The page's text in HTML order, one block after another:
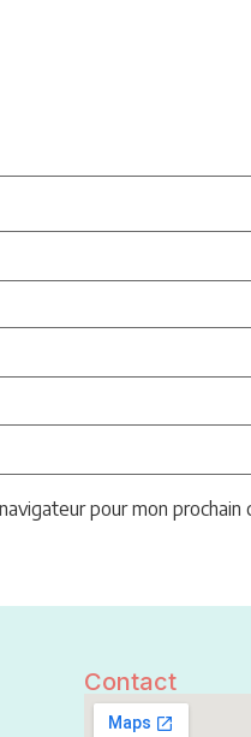
pour mon prochain
Contact